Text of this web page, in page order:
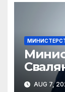
AUG 7,